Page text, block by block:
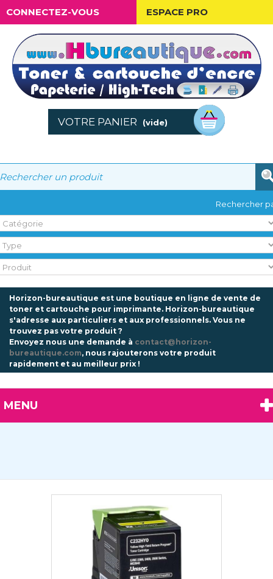
CONNECTEZ-VOUS ESPACE PRO
VOTRE PANIER (vide)
Rechercher
Horizon-bureautique est une boutique en ligne de vente de
toner et cartouche pour imprimante. Horizon-bureautique
s'adresse aux particuliers et aux professionnels. Vous ne
trouvez pas votre produit ?
Envoyez nous une demande à contact@horizon-
bureautique.com, nous rajouterons votre produit
rapidement et au meilleur prix !
MENU